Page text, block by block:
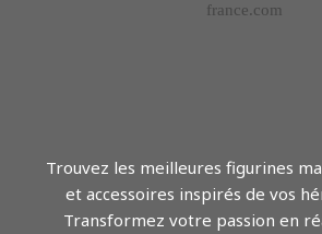
Trouvez les meilleures figurines
et accessoires inspirés de vos
Transformez votre passion en